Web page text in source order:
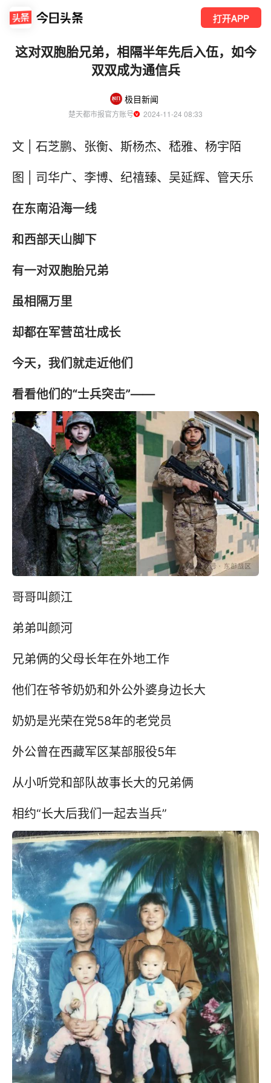
打开APP
这对双胞胎兄弟，相隔半年先后入伍，如今
双双成为通信兵
极目新闻
楚天都市报官方账号
  2024-11-24 08:33
文 | 石芝鹏、张衡、斯杨杰、嵇雅、杨宇陌
图 | 司华广、李博、纪禧臻、吴延辉、管天乐
在东南沿海一线
和西部天山脚下
有一对双胞胎兄弟
虽相隔万里
却都在军营茁壮成长
今天，我们就走近他们
看看他们的“士兵突击”——
哥哥叫颜江
弟弟叫颜河
兄弟俩的父母长年在外地工作
他们在爷爷奶奶和外公外婆身边长大
奶奶是光荣在党58年的老党员
外公曾在西藏军区某部服役5年
从小听党和部队故事长大的兄弟俩
相约“长大后我们一起去当兵”